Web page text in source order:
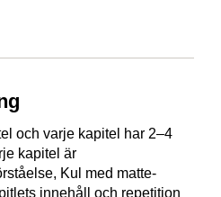
och varje kapitel har 2–4
kapitel är
Kul med matte-
innehåll och repetition